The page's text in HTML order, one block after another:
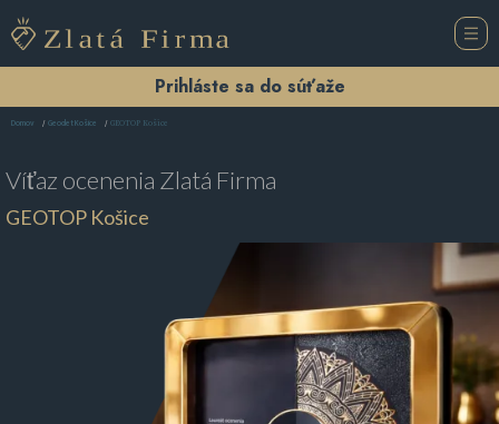
Prihláste sa do súťaže
Domov Geodet Košice GEOTOP Košice
Víťaz ocenenia Zlatá Firma
GEOTOP Košice